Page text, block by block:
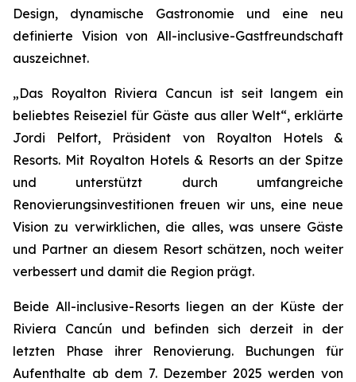
Design, dynamische Gastronomie und eine neu
definierte Vision von All-inclusive-Gastfreundschaft
auszeichnet.
„Das Royalton Riviera Cancun ist seit langem ein
beliebtes Reiseziel für Gäste aus aller Welt“, erklärte
Jordi Pelfort, Präsident von Royalton Hotels &
Resorts. Mit Royalton Hotels & Resorts an der Spitze
und unterstützt durch umfangreiche
Renovierungsinvestitionen freuen wir uns, eine neue
Vision zu verwirklichen, die alles, was unsere Gäste
und Partner an diesem Resort schätzen, noch weiter
verbessert und damit die Region prägt.
Beide All-inclusive-Resorts liegen an der Küste der
Riviera Cancún und befinden sich derzeit in der
letzten Phase ihrer Renovierung. Buchungen für
Aufenthalte ab dem 7. Dezember 2025 werden von